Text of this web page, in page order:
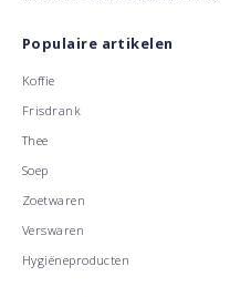
Populaire artikelen
Koffie
Frisdrank
Thee
Soep
Zoetwaren
Verswaren
Hygiëneproducten